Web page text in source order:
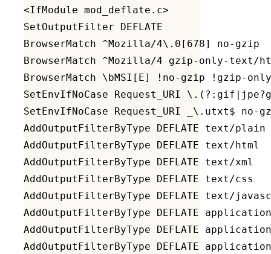
<IfModule mod_deflate.c>
SetOutputFilter DEFLATE
BrowserMatch ^Mozilla/4\.0[678] no-gzip
BrowserMatch ^Mozilla/4 gzip-only-text/
BrowserMatch \bMSI[E] !no-gzip !gzip-
SetEnvIfNoCase Request_URI
SetEnvIfNoCase Request_URI _\.utxt$ no-
AddOutputFilterByType DEFLATE text/plain
AddOutputFilterByType DEFLATE text/html
AddOutputFilterByType DEFLATE text/xml
AddOutputFilterByType DEFLATE text/css
AddOutputFilterByType DEFLATE text/
AddOutputFilterByType DEFLATE
AddOutputFilterByType DEFLATE
AddOutputFilterByType DEFLATE